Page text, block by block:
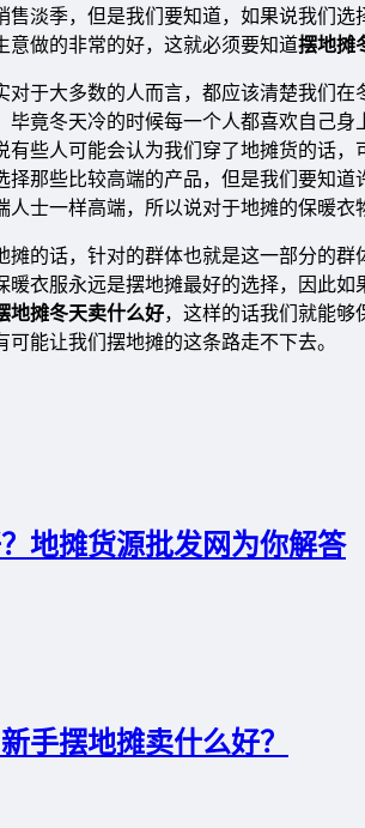
售淡季，但是我们要知道，如果说我们
意做的非常的好，这就必须要知道摆地摊
对于大多数的人而言，都应该清楚我们
毕竟冬天冷的时候每一个人都喜欢自己
有些人可能会认为我们穿了地摊货的话
择那些比较高端的产品，但是我们要知
士一样高端，所以说对于地摊的保暖衣
摊的话，针对的群体也就是这一部分的
暖衣服永远是摆地摊最好的选择，因此
地摊冬天卖什么好，这样的话我们就能够
能让我们摆地摊的这条路走不下去。
地摊货源批发网为你解答
手摆地摊卖什么好？